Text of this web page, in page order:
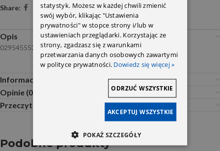
Share:
Opis
0295455528
Informacje dodatkowe
Opinie (0)
Przeczytaj Przed Zakupem
Podobne produkty
statystyk. Możesz w każdej chwili zmienić
swój wybór, klikając "Ustawienia
prywatności" w stopce strony i/lub w
ustawieniach przeglądarki. Korzystając ze
strony, zgadzasz się z warunkami
przetwarzania danych osobowych zawartymi
w polityce prywatności. Dowiedz się więcej »
AKCEPTUJ WSZYSTKIE
ODRZUĆ WSZYSTKIE
POKAŻ SZCZEGÓŁY